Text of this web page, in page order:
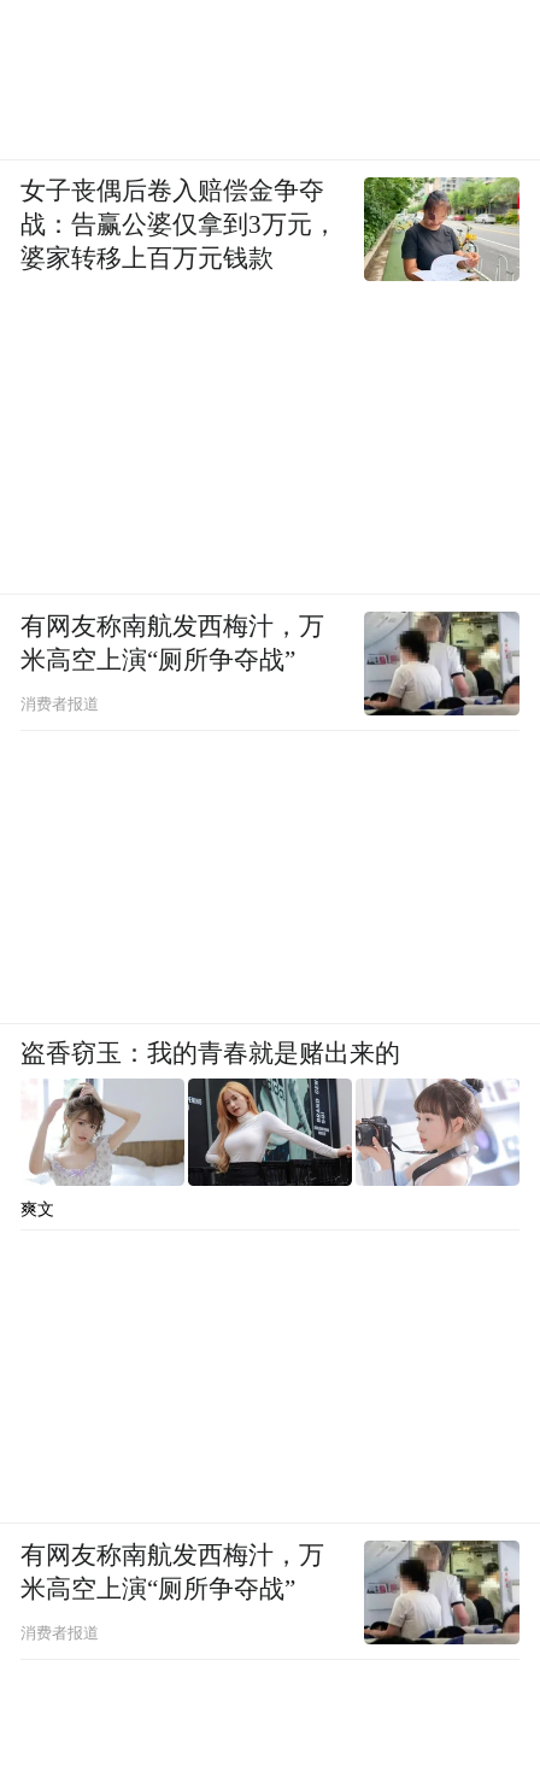
女子丧偶后卷入赔偿金争夺
战：告赢公婆仅拿到3万元，
婆家转移上百万元钱款
有网友称南航发西梅汁，万
米高空上演“厕所争夺战”
消费者报道
盗香窃玉：我的青春就是赌出来的
爽文
有网友称南航发西梅汁，万
米高空上演“厕所争夺战”
消费者报道